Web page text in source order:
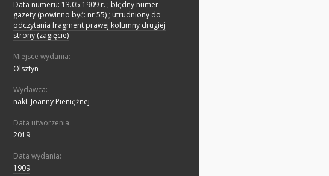
Data numeru: 13.05.1909 r. ; błędny numer
gazety (powinno być: nr 55) ; utrudniony do
odczytania fragment prawej kolumny drugiej
strony (zagięcie)
Miejsce wydania:
Olsztyn
Wydawca:
nakł. Joanny Pieniężnej
Data utworzenia:
2019
Data wydania:
1909